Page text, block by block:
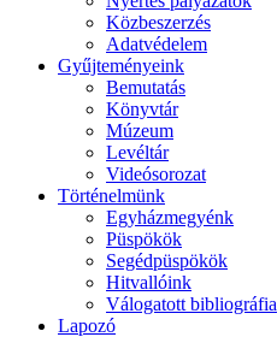
Közbeszerzés
Adatvédelem
Gyűjteményeink
Bemutatás
Könyvtár
Múzeum
Levéltár
Videósorozat
Történelmünk
Egyházmegyénk
Püspökök
Segédpüspökök
Hitvallóink
Válogatott bibliográfia
Lapozó